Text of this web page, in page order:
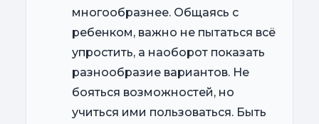
многообразнее. Общаясь с
ребенком, важно не пытаться всё
упростить, а наоборот показать
разнообразие вариантов. Не
бояться возможностей, но
учиться ими пользоваться. Быть